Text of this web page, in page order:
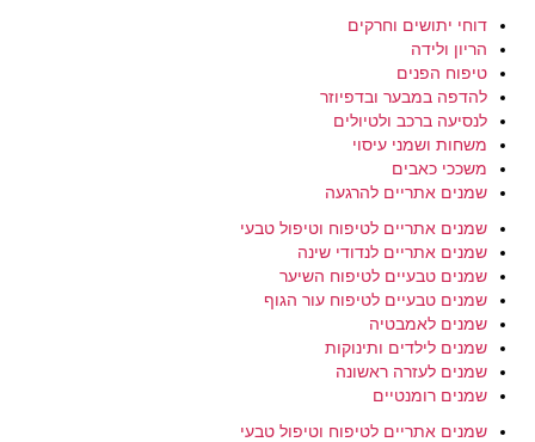
דוחי יתושים וחרקים
הריון ולידה
טיפוח הפנים
להדפה במבער ובדפיוזר
לנסיעה ברכב ולטיולים
משחות ושמני עיסוי
משככי כאבים
שמנים אתריים להרגעה
שמנים אתריים לטיפוח וטיפול טבעי
שמנים אתריים לנדודי שינה
שמנים טבעיים לטיפוח השיער
שמנים טבעיים לטיפוח עור הגוף
שמנים לאמבטיה
שמנים לילדים ותינוקות
שמנים לעזרה ראשונה
שמנים רומנטיים
שמנים אתריים לטיפוח וטיפול טבעי